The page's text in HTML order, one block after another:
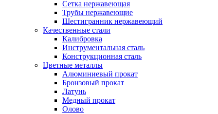
Сетка нержавеющая
Трубы нержавеющие
Шестигранник нержавеющий
Качественные стали
Калибровка
Инструментальная сталь
Конструкционная сталь
Цветные металлы
Алюминиевый прокат
Бронзовый прокат
Латунь
Медный прокат
Олово